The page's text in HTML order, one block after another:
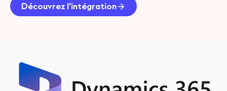
Découvrez l'intégration